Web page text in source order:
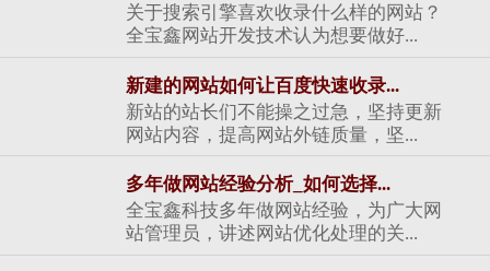
关于搜索引擎喜欢收录什么样的网站？
全宝鑫网站开发技术认为想要做好...
新建的网站如何让百度快速收录...
新站的站长们不能操之过急，坚持更新
网站内容，提高网站外链质量，坚...
多年做网站经验分析_如何选择...
全宝鑫科技多年做网站经验，为广大网
站管理员，讲述网站优化处理的关...